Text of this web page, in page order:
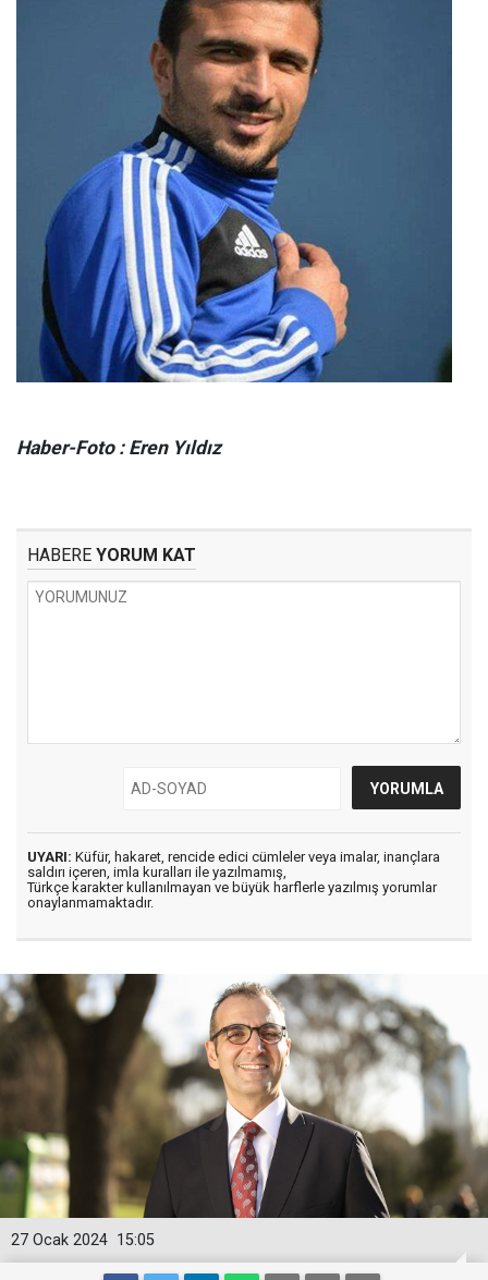
Haber-Foto : Eren Yıldız
HABERE YORUM KAT
UYARI: Küfür, hakaret, rencide edici cümleler veya imalar, inançlara
saldırı içeren, imla kuralları ile yazılmamış,
Türkçe karakter kullanılmayan ve büyük harflerle yazılmış yorumlar
onaylanmamaktadır.
15:05
27 Ocak 2024